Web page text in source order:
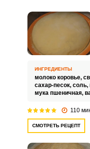
ИНГРЕДИЕНТЫ
молоко коровье,
сахар-песок, соль,
мука пшеничная,
110
СМОТРЕТЬ РЕЦЕПТ